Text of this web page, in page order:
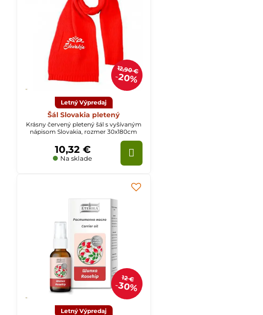
12,90 €
20%
Letný Výpredaj
Šál Slovakia pletený
Krásny červený pletený šál s vyšívaným
nápisom Slovakia, rozmer 30x180cm
Na sklade
10,32 €
12 €
30%
Letný Výpredaj